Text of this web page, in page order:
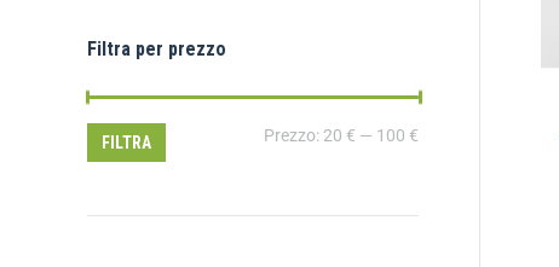
Filtra per prezzo
FILTRA Prezzo: 20 € — 100 €